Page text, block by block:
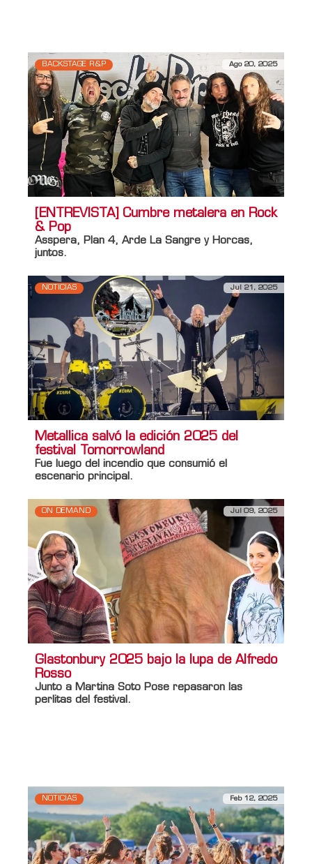
BACKSTAGE R&P Ago 20, 2025
[ENTREVISTA] Cumbre metalera en Rock
& Pop
Asspera, Plan 4, Arde La Sangre y Horcas,
juntos.
NOTICIAS Jul 21, 2025
Metallica salvó la edición 2025 del
festival Tomorrowland
Fue luego del incendio que consumió el
escenario principal.
ON DEMAND Jul 09, 2025
Glastonbury 2025 bajo la lupa de Alfredo
Rosso
Junto a Martina Soto Pose repasaron las
perlitas del festival.
NOTICIAS Feb 12, 2025